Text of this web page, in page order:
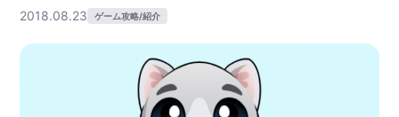
2018.08.23 ゲーム攻略/紹介